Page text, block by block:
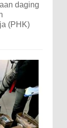
daging
(PHK)